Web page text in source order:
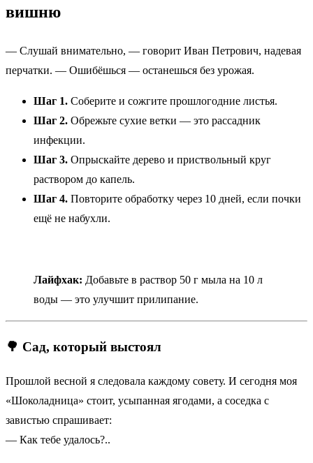
вишню
— Слушай внимательно, — говорит Иван Петрович, надевая
перчатки. — Ошибёшься — останешься без урожая.
Шаг 1. Соберите и сожгите прошлогодние листья.
Шаг 2. Обрежьте сухие ветки — это рассадник
инфекции.
Шаг 3. Опрыскайте дерево и приствольный круг
раствором до капель.
Шаг 4. Повторите обработку через 10 дней, если почки
ещё не набухли.
Лайфхак: Добавьте в раствор 50 г мыла на 10 л
воды — это улучшит прилипание.
🌳 Сад, который выстоял
Прошлой весной я следовала каждому совету. И сегодня моя
«Шоколадница» стоит, усыпанная ягодами, а соседка с
завистью спрашивает:
— Как тебе удалось?..